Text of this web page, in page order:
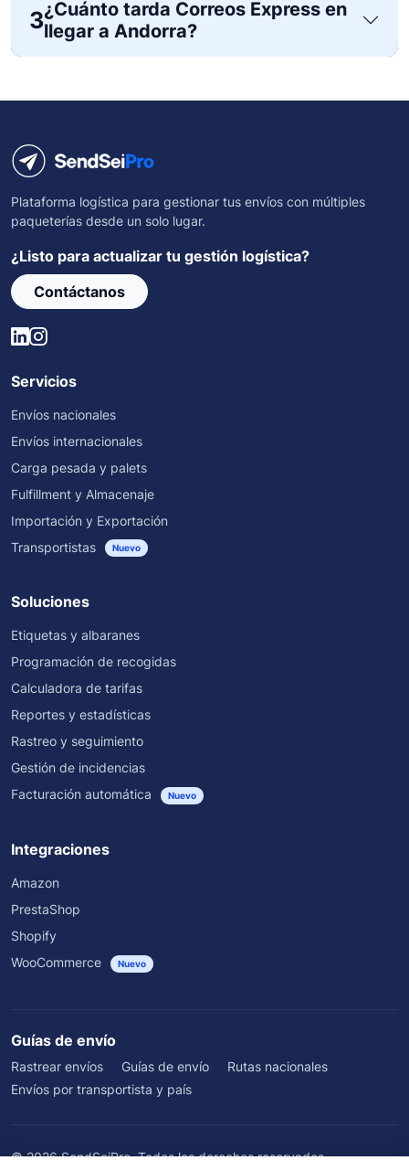
3¿Cuánto tarda Correos Express en
llegar a Andorra?
Plataforma logística para gestionar tus envíos con múltiples
paqueterías desde un solo lugar.
¿Listo para actualizar tu gestión logística?
Contáctanos
Servicios
Envíos nacionales
Envíos internacionales
Carga pesada y palets
Fulfillment y Almacenaje
Importación y Exportación
Transportistas
Nuevo
Soluciones
Etiquetas y albaranes
Programación de recogidas
Calculadora de tarifas
Reportes y estadísticas
Rastreo y seguimiento
Gestión de incidencias
Facturación automática
Nuevo
Integraciones
Amazon
PrestaShop
Shopify
WooCommerce
Nuevo
Guías de envío
Rastrear envíos Guías de envío
Rutas nacionales
Envíos por transportista y país
©2026SendSeiPro. Todos los derechos reservados.